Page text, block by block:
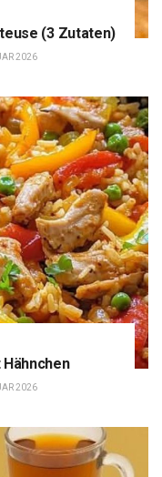
(3 Zutaten)
2026
2026